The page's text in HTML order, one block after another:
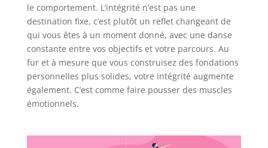
le comportement. L’intégrité n’est pas une
destination fixe, c’est plutôt un reflet changeant de
qui vous êtes à un moment donné, avec une danse
constante entre vos objectifs et votre parcours. Au
fur et à mesure que vous construisez des fondations
personnelles plus solides, votre intégrité augmente
également. C’est comme faire pousser des muscles
émotionnels.